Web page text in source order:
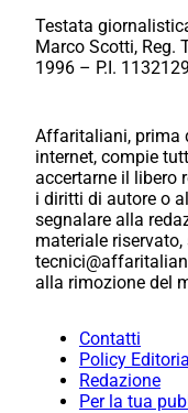
Testata
Marco Scotti, Reg.
1996 – P.I.
Affaritaliani, prima
internet, compie
accertarne il libero
i diritti di autore o
segnalare alla
materiale riservato,
alla rimozione del
Contatti
Policy
Redazione
Per la tua